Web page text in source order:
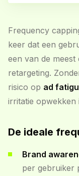
Frequency
keer dat een
een van de
retargeting.
risico op ad
irritatie opwekken
De ideale
Brand
per gebruiker